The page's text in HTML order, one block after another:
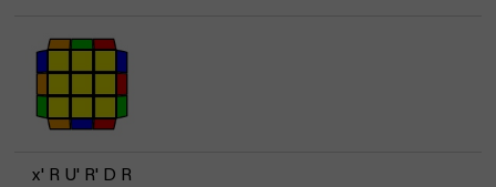
x' R U' R' D R